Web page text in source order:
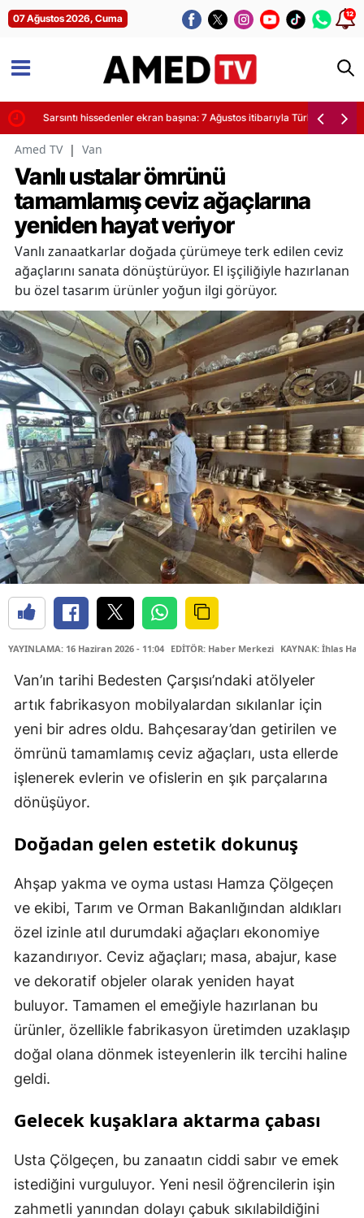
07 Ağustos 2026, Cuma 12
Sarsıntı hissedenler ekran başına: 7 Ağustos itibarıyla Türkiye'de son
Amed TV | Van
Vanlı ustalar ömrünü
tamamlamış ceviz ağaçlarına
yeniden hayat veriyor
Vanlı zanaatkarlar doğada çürümeye terk edilen ceviz
ağaçlarını sanata dönüştürüyor. El işçiliğiyle hazırlanan
bu özel tasarım ürünler yoğun ilgi görüyor.
YAYINLAMA: 16 Haziran 2026 - 11:04 EDİTÖR: Haber Merkezi KAYNAK: İhlas
Van’ın tarihi Bedesten Çarşısı’ndaki atölyeler
artık fabrikasyon mobilyalardan sıkılanlar için
yeni bir adres oldu. Bahçesaray’dan getirilen ve
ömrünü tamamlamış ceviz ağaçları, usta ellerde
işlenerek evlerin ve ofislerin en şık parçalarına
dönüşüyor.
Doğadan gelen estetik dokunuş
Ahşap yakma ve oyma ustası Hamza Çölgeçen
ve ekibi, Tarım ve Orman Bakanlığından aldıkları
özel izinle atıl durumdaki ağaçları ekonomiye
kazandırıyor. Ceviz ağaçları; masa, abajur, kase
ve dekoratif objeler olarak yeniden hayat
buluyor. Tamamen el emeğiyle hazırlanan bu
ürünler, özellikle fabrikasyon üretimden uzaklaşıp
doğal olana dönmek isteyenlerin ilk tercihi haline
geldi.
Gelecek kuşaklara aktarma çabası
Usta Çölgeçen, bu zanaatın ciddi sabır ve emek
istediğini vurguluyor. Yeni nesil öğrencilerin işin
zahmetli yanından dolayı çabuk sıkılabildiğini